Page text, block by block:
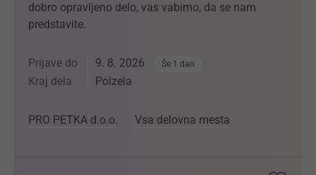
dobro opravljeno delo, vas vabimo, da se nam
predstavite.
Prijave do 9. 8. 2026 Še 1 dan
Kraj dela Polzela
PRO PETKA d.o.o. Vsa delovna mesta